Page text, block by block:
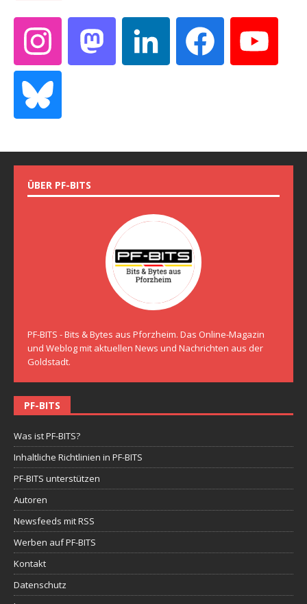
ÜBER PF-BITS
PF-BITS - Bits & Bytes aus Pforzheim. Das Online-Magazin
und Weblog mit aktuellen News und Nachrichten aus der
Goldstadt.
PF-BITS
Was ist PF-BITS?
Inhaltliche Richtlinien in PF-BITS
PF-BITS unterstützen
Autoren
Newsfeeds mit RSS
Werben auf PF-BITS
Kontakt
Datenschutz